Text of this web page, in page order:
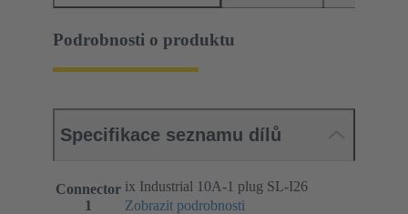
Podrobnosti o produktu
Specifikace seznamu dílů
Connector
1
ix Industrial 10A-1 plug SL-I26
Zobrazit podrobnosti